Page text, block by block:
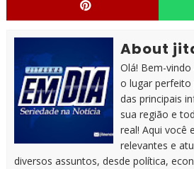
About
Olá! Bem-
o lugar
das principais
sua região e
real! Aqui você
relevantes e
diversos assuntos, desde política,